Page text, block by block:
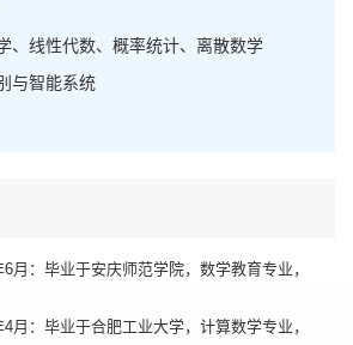
、线性代数、概率统计、离散数学
与智能系统
月：毕业于安庆师范学院，数学教育专业，
月：毕业于合肥工业大学，计算数学专业，